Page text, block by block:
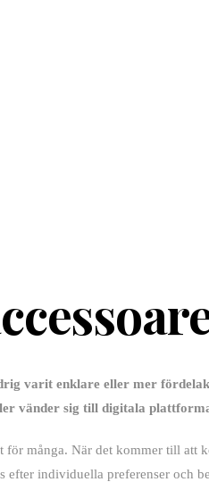
varit enklare eller mer
vänder sig till digitala
många. När det kommer till att
efter individuella preferenser och